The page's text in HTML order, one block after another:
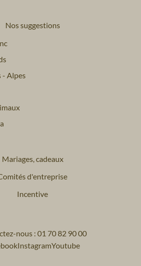
Nos suggestions
- Alpes
Mariages, cadeaux
d'entreprise
Incentive
nous : 01 70 82 90 00
InstagramYoutube